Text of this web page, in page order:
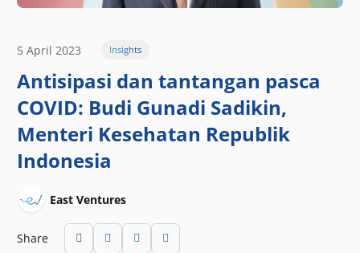
5 April 2023 Insights
Antisipasi dan tantangan pasca
COVID: Budi Gunadi Sadikin,
Menteri Kesehatan Republik
Indonesia
East Ventures
Share